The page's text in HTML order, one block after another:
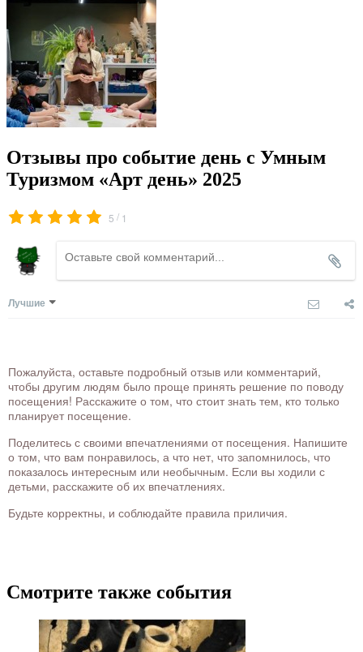
Отзывы про событие день с Умным
Туризмом «Арт день» 2025
5 / 1
Лучшие
Пожалуйста, оставьте подробный отзыв или комментарий,
чтобы другим людям было проще принять решение по поводу
посещения! Расскажите о том, что стоит знать тем, кто только
планирует посещение.
Поделитесь с своими впечатлениями от посещения. Напишите
о том, что вам понравилось, а что нет, что запомнилось, что
показалось интересным или необычным. Если вы ходили с
детьми, расскажите об их впечатлениях.
Будьте корректны, и соблюдайте правила приличия.
Смотрите также события